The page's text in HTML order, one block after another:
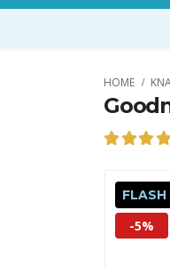
HOME
FLASH
-5%